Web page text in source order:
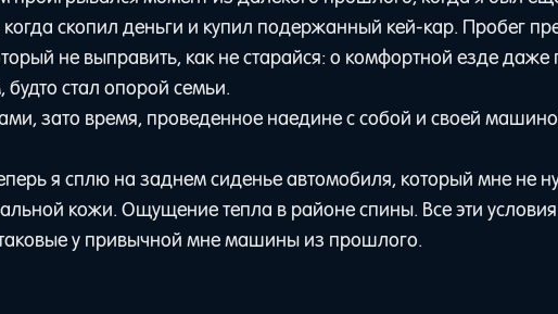
скопил деньги и купил подержанный кей-кар. Пробег
не выправить, как не старайся: о комфортной езде даже
стал опорой семьи.
зато время, проведенное наедине с собой и своей
я сплю на заднем сиденье автомобиля, который мне не
кожи. Ощущение тепла в районе спины. Все эти условия
у привычной мне машины из прошлого.